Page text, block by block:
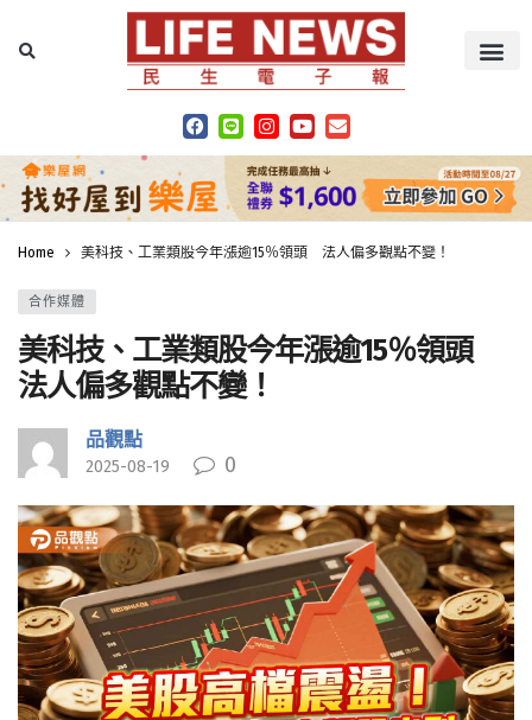
Home 美科技、工業類股今年漲逾15％領頭 法人偏多觀點不變！
合作媒體
美科技、工業類股今年漲逾15％領頭
法人偏多觀點不變！
品觀點
2025-08-19 0